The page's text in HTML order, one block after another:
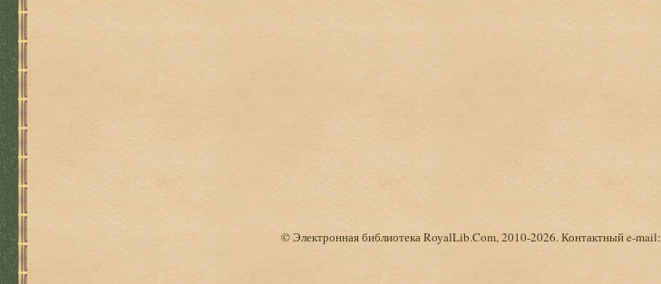
© Электронная библиотека RoyalLib.Com, 2010-2026. Контактный e-mail: